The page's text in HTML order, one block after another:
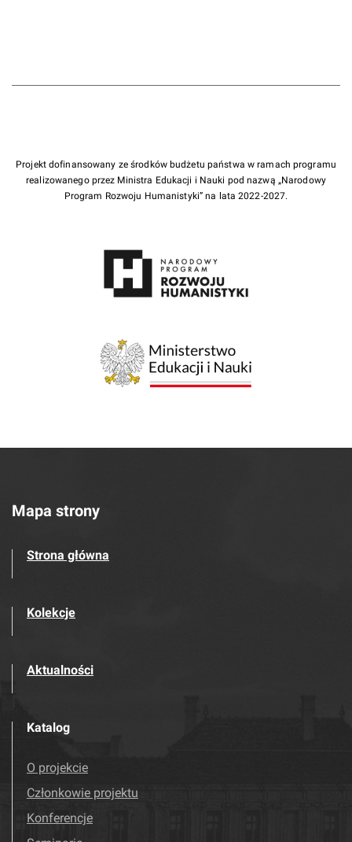
Projekt dofinansowany ze środków budżetu państwa w ramach programu
realizowanego przez Ministra Edukacji i Nauki pod nazwą „Narodowy
Program Rozwoju Humanistyki” na lata 2022-2027.
Mapa strony
Strona główna
Kolekcje
Aktualności
Katalog
O projekcie
Członkowie projektu
Konferencje